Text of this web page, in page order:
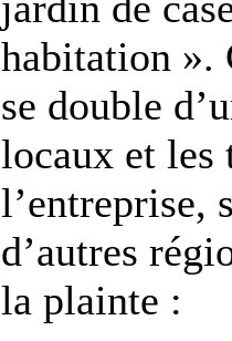
habitation ».
se double
locaux et les
l’entreprise,
d’autres
la plainte :